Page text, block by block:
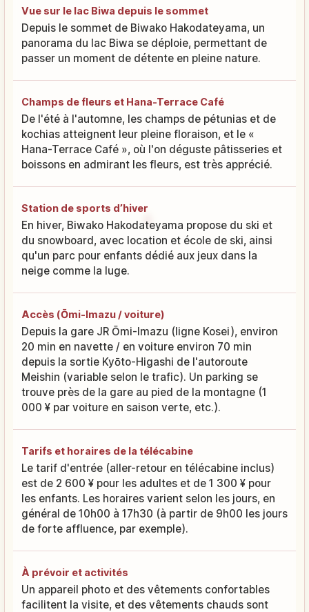
Vue sur le lac Biwa depuis le sommet
Depuis le sommet de Biwako Hakodateyama, un
panorama du lac Biwa se déploie, permettant de
passer un moment de détente en pleine nature.
Champs de fleurs et Hana-Terrace Café
De l'été à l'automne, les champs de pétunias et de
kochias atteignent leur pleine floraison, et le «
Hana-Terrace Café », où l'on déguste pâtisseries et
boissons en admirant les fleurs, est très apprécié.
Station de sports d’hiver
En hiver, Biwako Hakodateyama propose du ski et
du snowboard, avec location et école de ski, ainsi
qu'un parc pour enfants dédié aux jeux dans la
neige comme la luge.
Accès (Ōmi-Imazu / voiture)
Depuis la gare JR Ōmi-Imazu (ligne Kosei), environ
20 min en navette / en voiture environ 70 min
depuis la sortie Kyōto-Higashi de l'autoroute
Meishin (variable selon le trafic). Un parking se
trouve près de la gare au pied de la montagne (1
000 ¥ par voiture en saison verte, etc.).
Tarifs et horaires de la télécabine
Le tarif d'entrée (aller-retour en télécabine inclus)
est de 2 600 ¥ pour les adultes et de 1 300 ¥ pour
les enfants. Les horaires varient selon les jours, en
général de 10h00 à 17h30 (à partir de 9h00 les jours
de forte affluence, par exemple).
À prévoir et activités
Un appareil photo et des vêtements confortables
facilitent la visite, et des vêtements chauds sont